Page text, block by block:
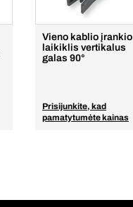
Vieno kablio įrankio
laikiklis vertikalus
galas 90°
Prisijunkite, kad
pamatytumėte kainas